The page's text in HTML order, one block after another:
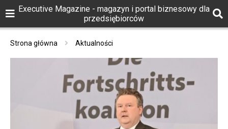
Executive Magazine - magazyn i portal biznesowy dla
przedsiębiorców
Strona główna Aktualności